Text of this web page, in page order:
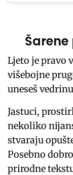
Ljeto je pravo
višebojne
uneseš
Jastuci,
nekoliko
stvaraju
Posebno
prirodne